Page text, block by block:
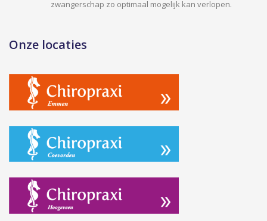
zwangerschap zo optimaal mogelijk kan verlopen.
Onze locaties